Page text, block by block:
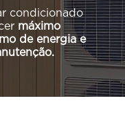
condicionado
máximo
de energia e